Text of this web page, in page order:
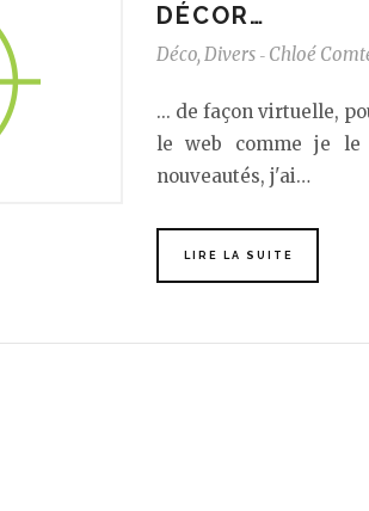
DÉCOR…
Déco, Divers - Chloé
... de façon virtuelle,
le web comme je
nouveautés, j'ai…
LIRE LA SUITE